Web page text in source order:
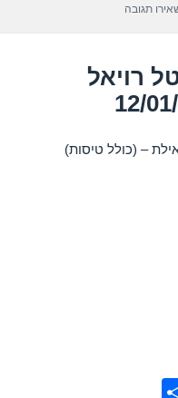
תגובה
רויאל
– (כולל טיסות)
גארדן – אילת 12/01/2019